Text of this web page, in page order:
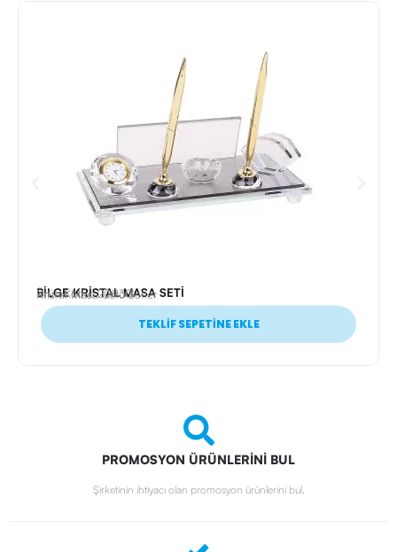
BİLGE KRİSTAL MASA SETİ
Ürün Kodu: 20930
Kristal Masa Üstü Setler
TEKLİF SEPETİNE EKLE
PROMOSYON ÜRÜNLERİNİ BUL
Şirketinin ihtiyacı olan promosyon ürünlerini bul.